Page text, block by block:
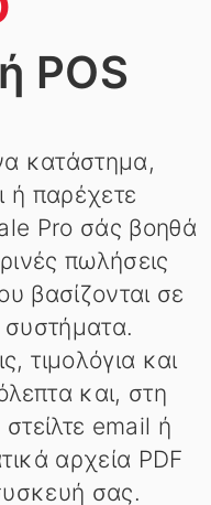
POS
κατάστημα,
ή παρέχετε
Pro σάς βοηθά
πωλήσεις
βασίζονται σε
συστήματα.
τιμολόγια και
και, στη
email ή
αρχεία PDF
σας.